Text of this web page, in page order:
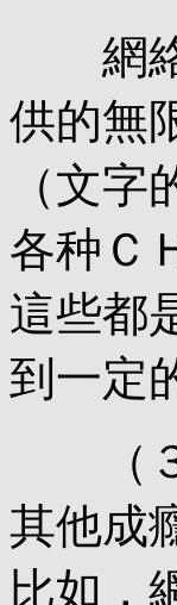
網絡
供的無
（文
各种Ｃ
這些都
到一定
（３
其他成
比如，